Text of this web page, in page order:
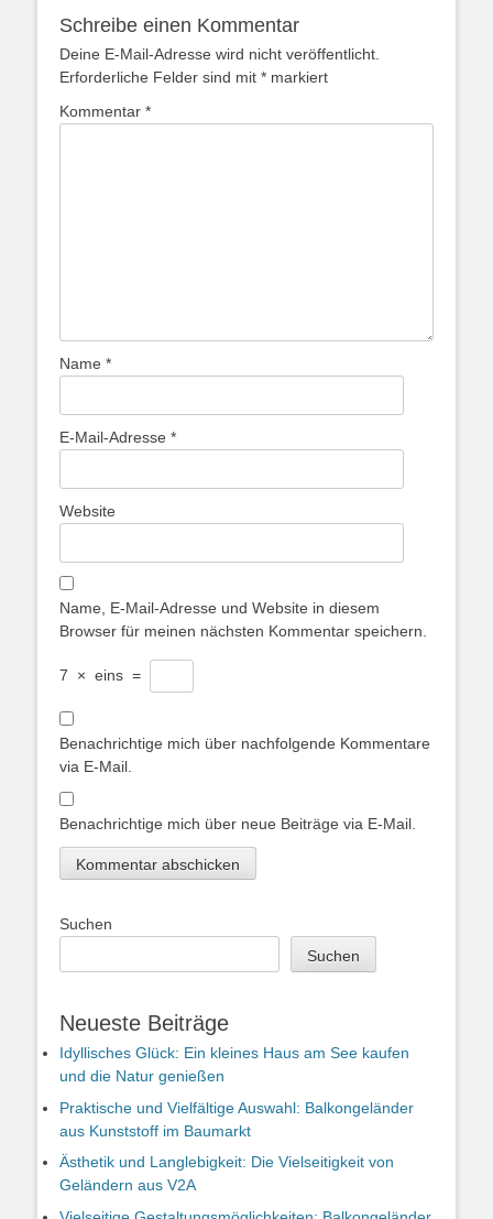
Schreibe einen Kommentar
Deine E-Mail-Adresse wird nicht veröffentlicht.
Erforderliche Felder sind mit * markiert
Kommentar *
Name *
E-Mail-Adresse *
Website
Name, E-Mail-Adresse und Website in diesem
Browser für meinen nächsten Kommentar speichern.
7 × eins =
Benachrichtige mich über nachfolgende Kommentare
via E-Mail.
Benachrichtige mich über neue Beiträge via E-Mail.
Suchen
Suchen
Neueste Beiträge
Idyllisches Glück: Ein kleines Haus am See kaufen
und die Natur genießen
Praktische und Vielfältige Auswahl: Balkongeländer
aus Kunststoff im Baumarkt
Ästhetik und Langlebigkeit: Die Vielseitigkeit von
Geländern aus V2A